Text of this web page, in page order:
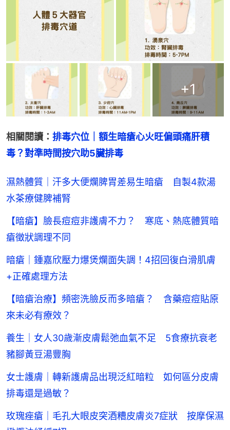
+1
相關閱讀： 排毒穴位｜額生暗瘡心火旺偏頭痛肝積
毒？對準時間按穴助5臟排毒
濕熱體質｜汗多大便爛脾胃差易生暗瘡 自製4款湯
水茶療健脾補腎
【暗瘡】臉長痘痘非護膚不力？ 寒底、熱底體質暗
瘡徵狀調理不同
暗瘡｜鍾嘉欣壓力爆煲爛面失調！4招回復白滑肌膚
+正確處理方法
【暗瘡治療】頻密洗臉反而多暗瘡？ 含藥痘痘貼原
來未必有療效？
養生｜女人30歲漸皮膚鬆弛血氣不足 5食療抗衰老
豬腳黃豆湯豐胸
女士護膚｜轉新護膚品出現泛紅暗粒 如何區分皮膚
排毒還是過敏？
玫瑰痤瘡｜毛孔大眼皮突酒糟皮膚炎7症狀 按摩保濕